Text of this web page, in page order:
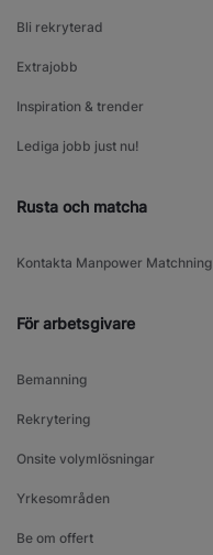
Bli rekryterad
Extrajobb
Inspiration & trender
Lediga jobb just nu!
Rusta och matcha
Kontakta Manpower Matchning
För arbetsgivare
Bemanning
Rekrytering
Onsite volymlösningar
Yrkesområden
Be om offert